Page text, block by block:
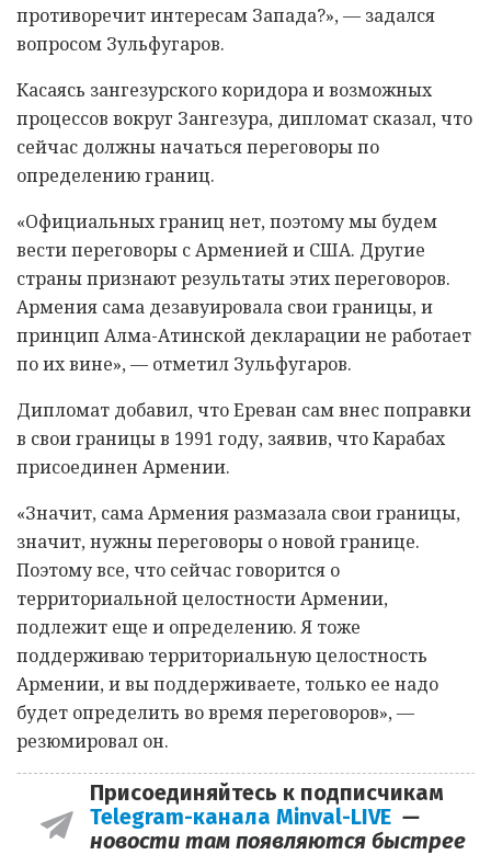
противоречит интересам Запада?», — задался
вопросом Зульфугаров.
Касаясь зангезурского коридора и возможных
процессов вокруг Зангезура, дипломат сказал, что
сейчас должны начаться переговоры по
определению границ.
«Официальных границ нет, поэтому мы будем
вести переговоры с Арменией и США. Другие
страны признают результаты этих переговоров.
Армения сама дезавуировала свои границы, и
принцип Алма-Атинской декларации не работает
по их вине», — отметил Зульфугаров.
Дипломат добавил, что Ереван сам внес поправки
в свои границы в 1991 году, заявив, что Карабах
присоединен Армении.
«Значит, сама Армения размазала свои границы,
значит, нужны переговоры о новой границе.
Поэтому все, что сейчас говорится о
территориальной целостности Армении,
подлежит еще и определению. Я тоже
поддерживаю территориальную целостность
Армении, и вы поддерживаете, только ее надо
будет определить во время переговоров», —
резюмировал он.
Присоединяйтесь к подписчикам
Telegram-канала Minval-LIVE —
новости там появляются быстрее